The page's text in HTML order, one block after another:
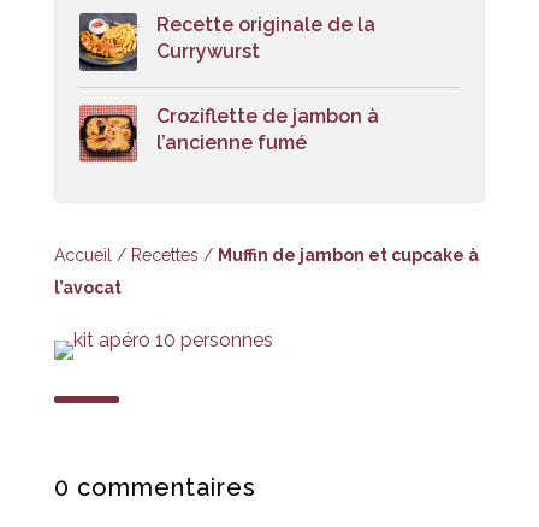
Recette originale de la
Currywurst
Croziflette de jambon à
l’ancienne fumé
Accueil / Recettes / Muffin de jambon et cupcake à
l’avocat
0 commentaires